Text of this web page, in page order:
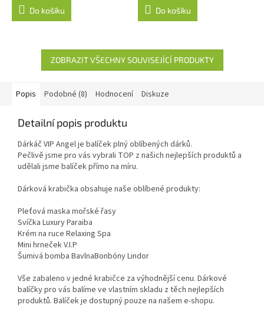
Do košíku Do košíku
ZOBRAZIT VŠECHNY SOUVISEJÍCÍ PRODUKTY
Popis Podobné (8) Hodnocení Diskuze
Detailní popis produktu
Dárkáč VIP Angel je balíček plný oblíbených dárků.
Pečlivě jsme pro vás vybrali TOP z našich nejlepších produktů a
udělali jsme balíček přímo na míru.
Dárková krabička obsahuje naše oblíbené produkty:
Pleťová maska mořské řasy
Svíčka Luxury Paraiba
Krém na ruce Relaxing Spa
Mini hrneček V.I.P
Šumivá bomba BavlnaBonbóny Lindor
Vše zabaleno v jedné krabičce za výhodnější cenu. Dárkové
balíčky pro vás balíme ve vlastním skladu z těch nejlepších
produktů. Balíček je dostupný pouze na našem e-shopu.